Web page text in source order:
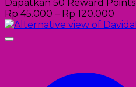
Dapatkan 50 Reward Points
Rp 45.000 – Rp 120.000